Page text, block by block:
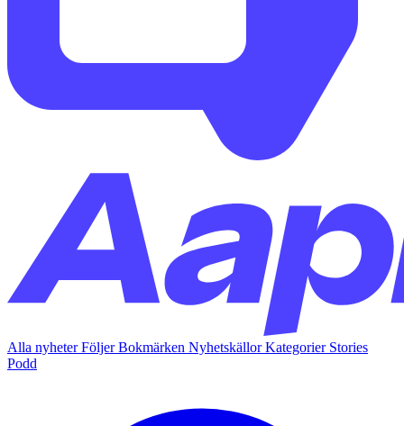
Alla nyheterFöljerBokmärken NyhetskällorKategorier Stories
Podd